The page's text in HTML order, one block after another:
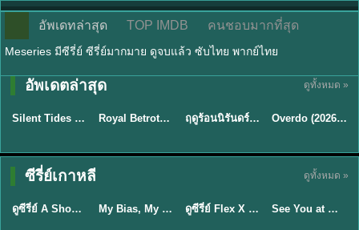
อัพเดทล่าสุด TOP IMDB คนชอบมากที่สุด
Meseries มีซีรี่ย์ ซีรี่ย์มากมาย ดูจบแล้ว ซับไทย พากย์ไทย
อัพเดตล่าสุด ดูทั้งหมด »
★9.5
พากย์ไทย
Silent Tides คลื่นลมลวง (2025) พากย์ไทย ซับไทย EP.1-31 ★9 Royal Betrothal (2026) สัญญาวิวาห์แห่งราชวงศ์ พากย์ไทย ซับไทย EP1-32 ★8.8 ฤดูร้อนนิรันดร์ (2026) Never-Ending Summer พากย์ไทย EP.1-29
ซับไทย
Overdo (2026) รักเกินแค้น พากย์ไทย ซับไทย EP1-33 (จบ)
ซีรี่ย์เกาหลี ดูทั้งหมด »
★8 EP.16
พากย์ไทย
TH EP. 16
ดูซีรี่ย์ A Shop for Killers 2 ร้านลับนักฆ่า ซีซัน 2 (2026) ซับไทย-พากย์ไทย My Bias, My Boss เมื่อเมนฉันเป็นประธานบริษัท (2026) พากย์ไทย ซับไทย EP.1-12 ★8 EP.16
Sub EP. 16 | TH
ดูซีรี่ย์ Flex X Cop คุณชายสายสืบ (2024) พากย์ไทย-ซับไทย EP.1-16 (จบ) ★9
ซับไทย | พากย์
Sub EP. 8 | TH
See You at Work Tomorrow! เจอกันที่ออฟฟิศพรุ่งนี้นะ พากย์ไทย